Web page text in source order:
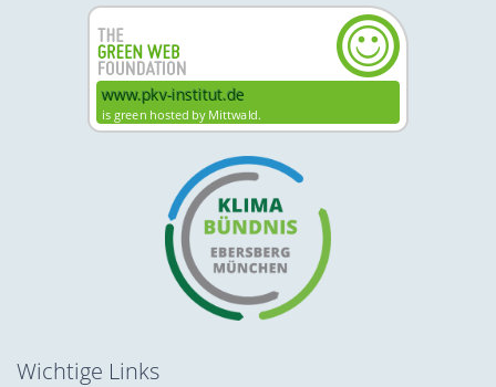
Wichtige Links